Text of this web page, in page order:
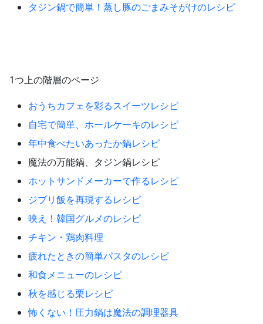
タジン鍋で簡単！蒸し豚のごまみそがけのレシピ
1つ上の階層のページ
おうちカフェを彩るスイーツレシピ
自宅で簡単、ホールケーキのレシピ
年中食べたいあったか鍋レシピ
魔法の万能鍋、タジン鍋レシピ
ホットサンドメーカーで作るレシピ
ジブリ飯を再現するレシピ
映え！韓国グルメのレシピ
チキン・鶏肉料理
疲れたときの簡単パスタのレシピ
和食メニューのレシピ
秋を感じる栗レシピ
怖くない！圧力鍋は魔法の調理器具